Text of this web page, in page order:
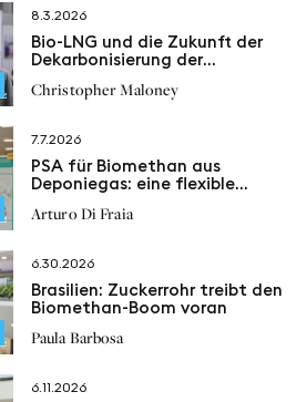
8.3.2026
Bio-LNG und die Zukunft der
Dekarbonisierung der
Christopher Maloney
7.7.2026
PSA für Biomethan aus
Deponiegas: eine flexible
Methanrückgewinnung
Arturo Di Fraia
6.30.2026
Brasilien: Zuckerrohr treibt den
Biomethan-Boom voran
Paula Barbosa
6.11.2026